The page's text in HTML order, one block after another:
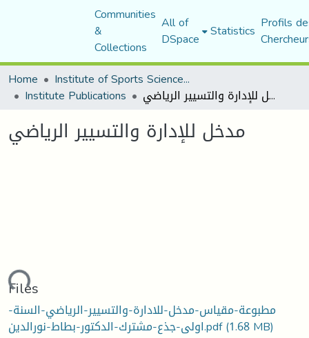
Communities
&
Collections
All of
DSpace Statistics Profils
Home
Institute of Sports Sciences and Techniques
Institute Publications مدخل للإدارة والتسيير الرياضي
مدخل للإدارة والتسيير الرياضي
Files
مطبوعة-مقياس-مدخل-للادارة-والتسيير-الرياضي-السنة-
اولى-جذع-مشترك-الدكتور-بطاط-نورالدين.pdf(1.68 MB)